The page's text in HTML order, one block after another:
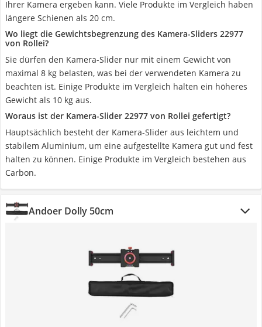
Ihrer Kamera ergeben kann. Viele Produkte im Vergleich haben
längere Schienen als 20 cm.
Wo liegt die Gewichtsbegrenzung des Kamera-Sliders 22977
von Rollei?
Sie dürfen den Kamera-Slider nur mit einem Gewicht von
maximal 8 kg belasten, was bei der verwendeten Kamera zu
beachten ist. Einige Produkte im Vergleich halten ein höheres
Gewicht als 10 kg aus.
Woraus ist der Kamera-Slider 22977 von Rollei gefertigt?
Hauptsächlich besteht der Kamera-Slider aus leichtem und
stabilem Aluminium, um eine aufgestellte Kamera gut und fest
halten zu können. Einige Produkte im Vergleich bestehen aus
Carbon.
Andoer Dolly 50cm